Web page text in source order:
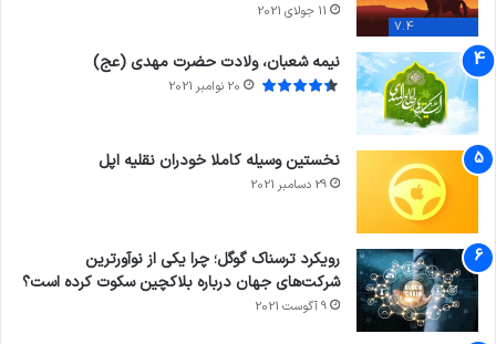
7.4
11 جولای 2021
نیمه شعبان، ولادت حضرت مهدی (عج)
20 نوامبر 2021
نخستین وسیله کاملا خودران نقلیه اپل
29 دسامبر 2021
رویکرد ترسناک گوگل؛ چرا یکی از نوآورترین
شرکت‌های جهان درباره بلاکچین سکوت کرده است؟
9 آگوست 2021